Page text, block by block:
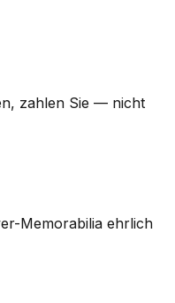
zahlen Sie — nicht
Memorabilia ehrlich